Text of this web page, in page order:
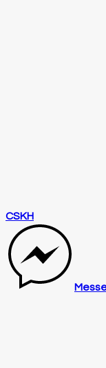
CSKH